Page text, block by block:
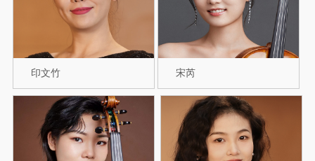
印文竹 宋芮